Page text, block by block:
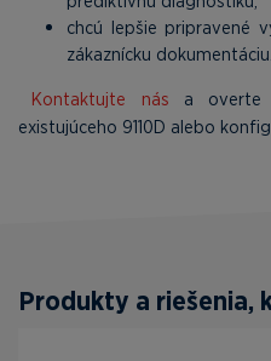
chcú lepšie pripravené
zákaznícku dokumentáciu.
Kontaktujte nás a overte
existujúceho 9110D alebo
Produkty a riešenia,